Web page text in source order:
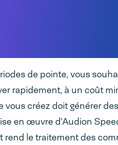
de pointe, vous
rapidement, à un coût
vous créez doit générer
en œuvre d'Audion
rend le traitement des